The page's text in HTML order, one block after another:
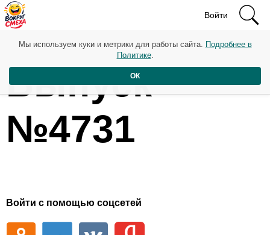
Войти
Выпуск
№4731
Войти с помощью соцсетей
Мы используем куки и метрики для работы сайта. Подробнее в
Политике.
ОК